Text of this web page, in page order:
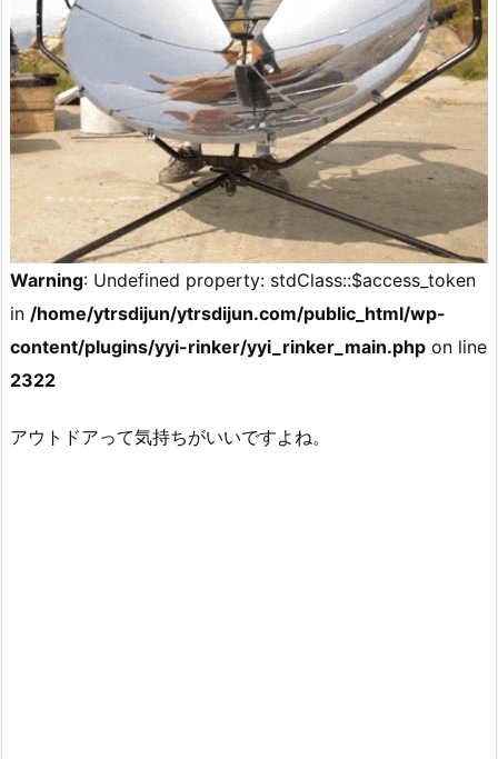
Warning: Undefined property: stdClass::$access_token
in /home/ytrsdijun/ytrsdijun.com/public_html/wp-
content/plugins/yyi-rinker/yyi_rinker_main.php on line
2322
アウトドアって気持ちがいいですよね。